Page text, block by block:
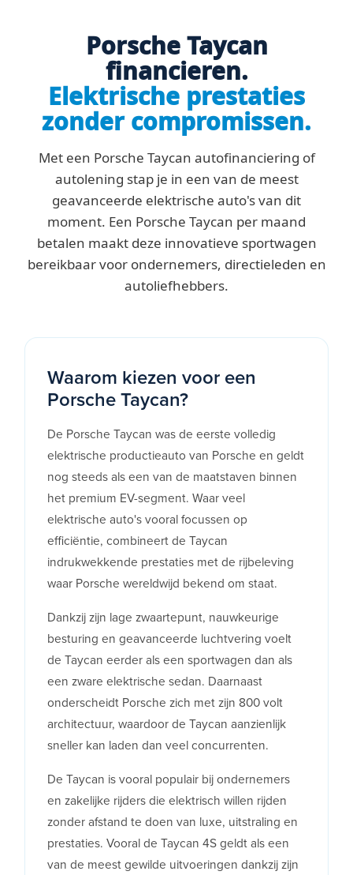
Porsche Taycan
financieren.
Elektrische prestaties
zonder compromissen.
Met een Porsche Taycan autofinanciering of
autolening stap je in een van de meest
geavanceerde elektrische auto's van dit
moment. Een Porsche Taycan per maand
betalen maakt deze innovatieve sportwagen
bereikbaar voor ondernemers, directieleden en
autoliefhebbers.
Waarom kiezen voor een
Porsche Taycan?
De Porsche Taycan was de eerste volledig
elektrische productieauto van Porsche en geldt
nog steeds als een van de maatstaven binnen
het premium EV-segment. Waar veel
elektrische auto's vooral focussen op
efficiëntie, combineert de Taycan
indrukwekkende prestaties met de rijbeleving
waar Porsche wereldwijd bekend om staat.
Dankzij zijn lage zwaartepunt, nauwkeurige
besturing en geavanceerde luchtvering voelt
de Taycan eerder als een sportwagen dan als
een zware elektrische sedan. Daarnaast
onderscheidt Porsche zich met zijn 800 volt
architectuur, waardoor de Taycan aanzienlijk
sneller kan laden dan veel concurrenten.
De Taycan is vooral populair bij ondernemers
en zakelijke rijders die elektrisch willen rijden
zonder afstand te doen van luxe, uitstraling en
prestaties. Vooral de Taycan 4S geldt als een
van de meest gewilde uitvoeringen dankzij zijn